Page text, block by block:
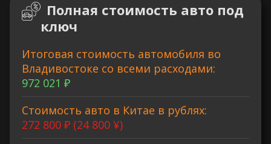
Полная стоимость авто под
ключ
Итоговая стоимость автомобиля во
Владивостоке со всеми расходами:
972 021 ₽
Стоимость авто в Китае в рублях:
272 800 ₽ (24 800 ¥)